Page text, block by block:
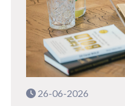
26-06-2026